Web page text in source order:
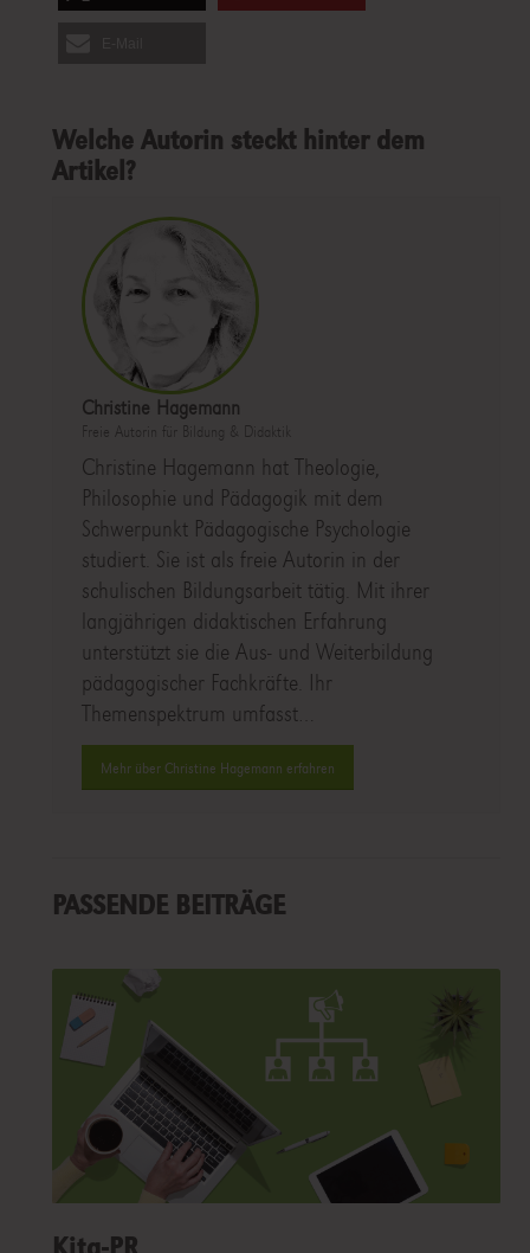
Welche Autorin steckt hinter dem
Artikel?
Christine Hagemann
Freie Autorin für Bildung & Didaktik
Christine Hagemann hat Theologie,
Philosophie und Pädagogik mit dem
Schwerpunkt Pädagogische Psychologie
studiert. Sie ist als freie Autorin in der
schulischen Bildungsarbeit tätig. Mit ihrer
langjährigen didaktischen Erfahrung
unterstützt sie die Aus- und Weiterbildung
pädagogischer Fachkräfte. Ihr
Themenspektrum umfasst…
Mehr über Christine Hagemann erfahren
PASSENDE BEITRÄGE